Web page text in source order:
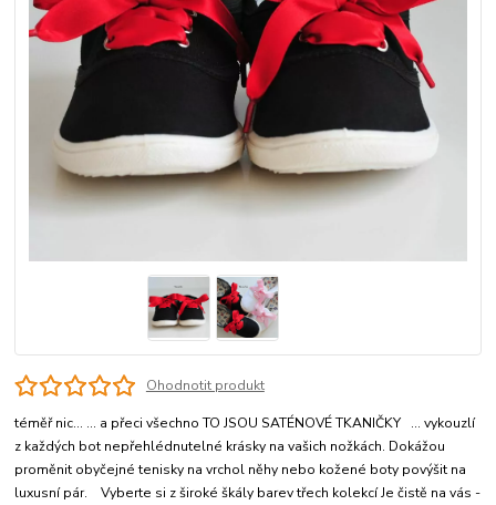
Ohodnotit produkt
téměř nic... ... a přeci všechno TO JSOU SATÉNOVÉ TKANIČKY ... vykouzlí
z každých bot nepřehlédnutelné krásky na vašich nožkách. Dokážou
proměnit obyčejné tenisky na vrchol něhy nebo kožené boty povýšit na
luxusní pár. Vyberte si z široké škály barev třech kolekcí Je čistě na vás -